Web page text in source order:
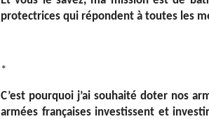
protectrices qui répondent à toutes les
*
C’est pourquoi j’ai souhaité doter nos
armées françaises investissent et